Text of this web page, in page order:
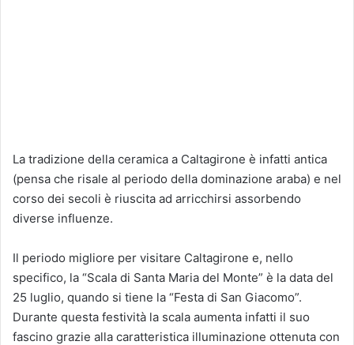
La tradizione della ceramica a Caltagirone è infatti antica
(pensa che risale al periodo della dominazione araba) e nel
corso dei secoli è riuscita ad arricchirsi assorbendo
diverse influenze.
Il periodo migliore per visitare Caltagirone e, nello
specifico, la “Scala di Santa Maria del Monte” è la data del
25 luglio, quando si tiene la “Festa di San Giacomo”.
Durante questa festività la scala aumenta infatti il suo
fascino grazie alla caratteristica illuminazione ottenuta con